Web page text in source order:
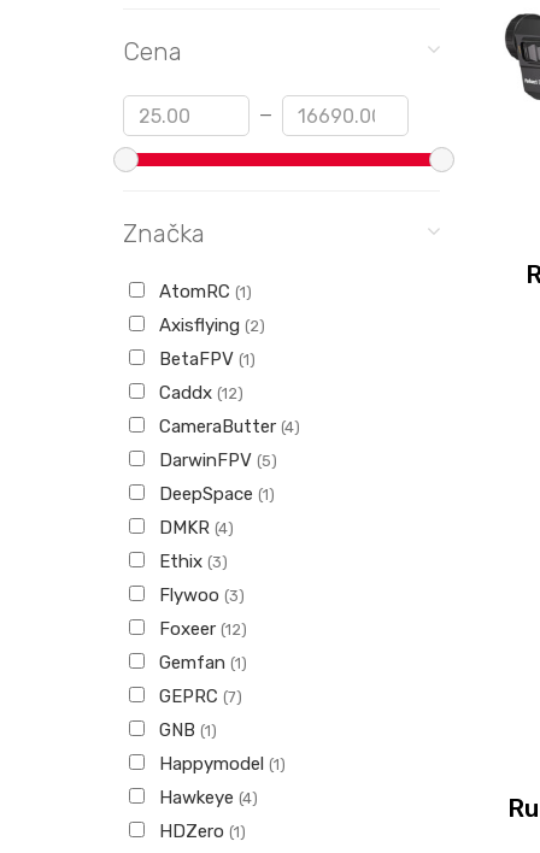
Cena
Min — Max
Značka
AtomRC (1)
Axisflying (2)
BetaFPV (1)
Caddx (12)
CameraButter (4)
DarwinFPV (5)
DeepSpace (1)
DMKR (4)
Ethix (3)
Flywoo (3)
Foxeer (12)
Gemfan (1)
GEPRC (7)
GNB (1)
Happymodel (1)
Hawkeye (4)
HDZero (1)